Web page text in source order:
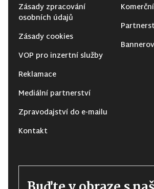
Zásady zpracování
osobních údajů
Zásady cookies
VOP pro inzertní služby
Reklamace
Mediální partnerství
Zpravodajství do e-mailu
Kontakt